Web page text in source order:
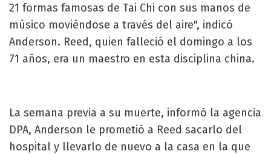
21 formas famosas de Tai Chi con sus manos de
músico moviéndose a través del aire", indicó
Anderson. Reed, quien falleció el domingo a los
71 años, era un maestro en esta disciplina china.
La semana previa a su muerte, informó la agencia
DPA, Anderson le prometió a Reed sacarlo del
hospital y llevarlo de nuevo a la casa en la que